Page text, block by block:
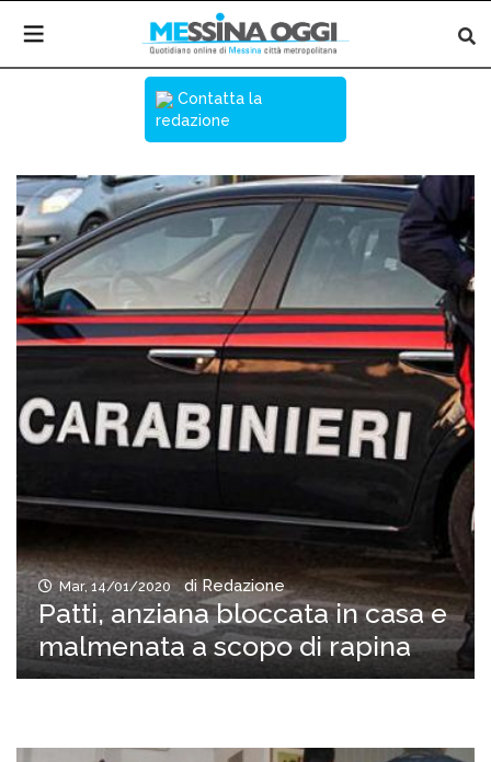
Contatta la
redazione
Mar, 14/01/2020 di Redazione
Patti, anziana bloccata in casa e
malmenata a scopo di rapina